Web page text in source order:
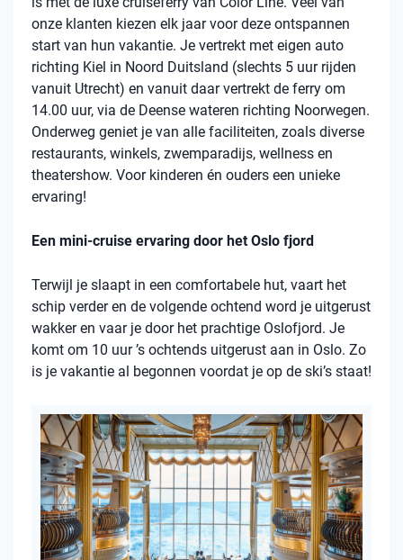
onze klanten kiezen elk jaar voor deze ontspannen
start van hun vakantie. Je vertrekt met eigen auto
richting Kiel in Noord Duitsland (slechts 5 uur rijden
vanuit Utrecht) en vanuit daar vertrekt de ferry om
14.00 uur, via de Deense wateren richting Noorwegen.
Onderweg geniet je van alle faciliteiten, zoals diverse
restaurants, winkels, zwemparadijs, wellness en
theatershow. Voor kinderen én ouders een unieke
ervaring!
Een mini-cruise ervaring door het Oslo fjord
Terwijl je slaapt in een comfortabele hut, vaart het
schip verder en de volgende ochtend word je uitgerust
wakker en vaar je door het prachtige Oslofjord. Je
komt om 10 uur ’s ochtends uitgerust aan in Oslo. Zo
is je vakantie al begonnen voordat je op de ski’s staat!